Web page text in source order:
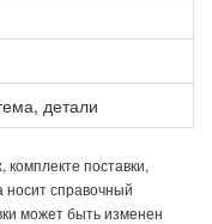
детали
поставки,
носит справочный
может быть изменен